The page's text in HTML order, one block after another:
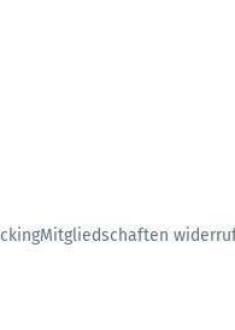
Mitgliedschaften